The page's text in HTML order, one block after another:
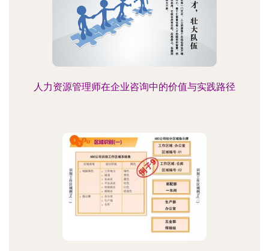
人力资源管理师在企业咨询中的价值与实践路径